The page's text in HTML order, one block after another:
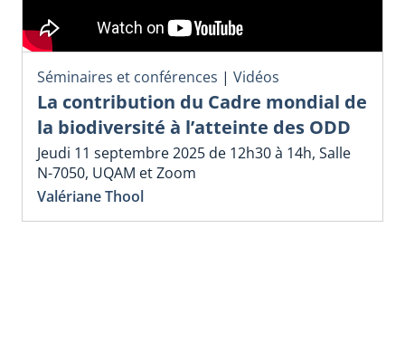
Séminaires et conférences | Vidéos
La contribution du Cadre mondial de
la biodiversité à l’atteinte des ODD
Jeudi 11 septembre 2025 de 12h30 à 14h, Salle
N-7050, UQAM et Zoom
Valériane Thool